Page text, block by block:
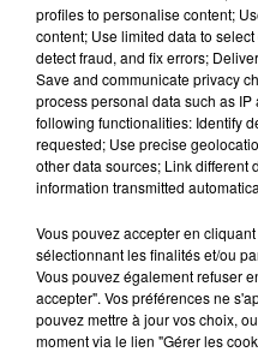
23 juillet 2026
INCENDIE MORTEL
SON BÉBÉ ENTRE LA
Un homme s'est
aspergé sa
d'un liquide
profiles to personalise content;
content; Use limited data to
detect fraud, and fix errors;
Save and communicate privacy
process personal data such as
following functionalities: Identify
requested; Use precise
other data sources; Link different
information transmitted
Vous pouvez accepter en
sélectionnant les finalités et/ou
Vous pouvez également refuser
accepter". Vos préférences ne
pouvez mettre à jour vos choix,
moment via le lien "Gérer les